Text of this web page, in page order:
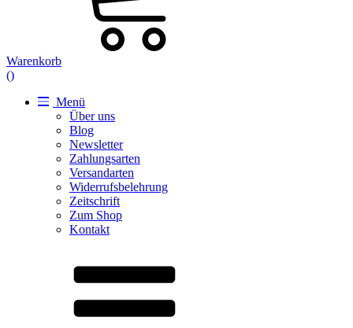
Warenkorb
()
Menü
Über uns
Blog
Newsletter
Zahlungsarten
Versandarten
Widerrufsbelehrung
Zeitschrift
Zum Shop
Kontakt